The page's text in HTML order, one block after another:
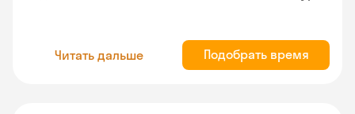
Читать дальше Подобрать время